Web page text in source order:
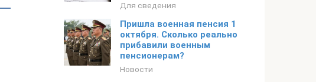
Для сведения
Пришла военная пенсия 1
октября. Сколько реально
прибавили военным
пенсионерам?
Новости